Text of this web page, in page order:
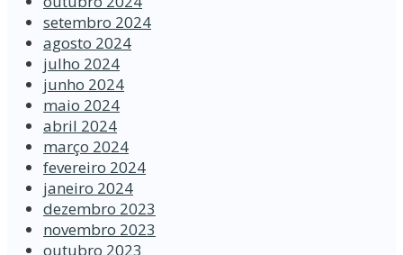
setembro 2024
agosto 2024
julho 2024
junho 2024
maio 2024
abril 2024
março 2024
fevereiro 2024
janeiro 2024
dezembro 2023
novembro 2023
outubro 2023